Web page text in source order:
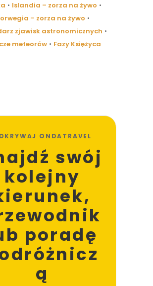
• Islandia – zorza na żywo •
– zorza na żywo •
zjawisk astronomicznych •
meteorów • Fazy Księżyca
ONDATRAVEL
swój
kolejny
poradę
ą